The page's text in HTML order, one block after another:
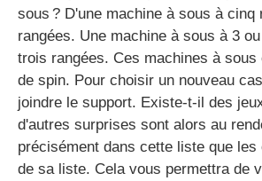
sous ? D'une machine à sous à cinq
rangées. Une machine à sous à 3
trois rangées. Ces machines à sous
de spin. Pour choisir un nouveau
joindre le support. Existe-t-il des
d'autres surprises sont alors au
précisément dans cette liste que les
de sa liste. Cela vous permettra de